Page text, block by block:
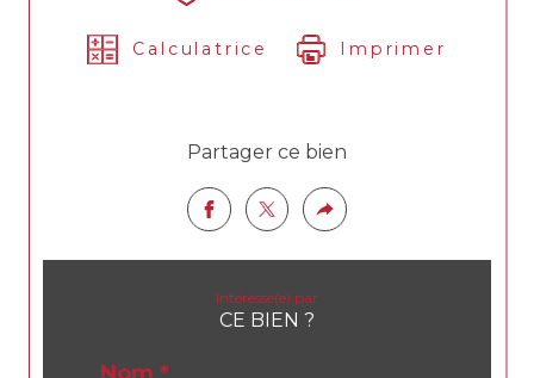
Calculatrice Imprimer
Partager ce bien
Intéressé(e) par
CE BIEN ?